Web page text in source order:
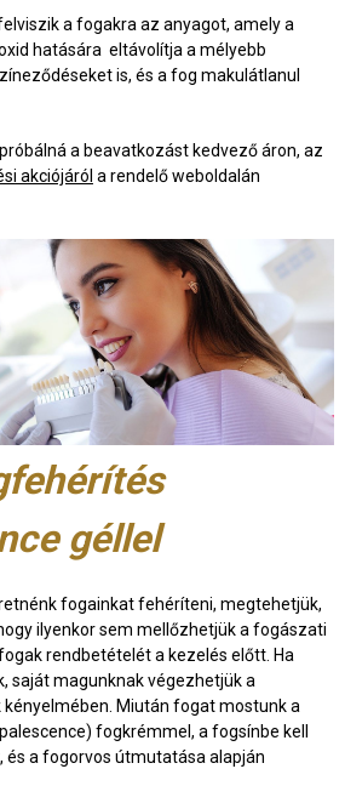
a fogakra az anyagot, amely a
hatására eltávolítja a mélyebb
is, és a fog makulátlanul
a beavatkozást kedvező áron, az
akciójáról a rendelő weboldalán
géllel
fogainkat fehéríteni, megtehetjük,
ilyenkor sem mellőzhetjük a fogászati
rendbetételét a kezelés előtt. Ha
saját magunknak végezhetjük a
Miután fogat mostunk a
fogkrémmel, a fogsínbe kell
a fogorvos útmutatása alapján